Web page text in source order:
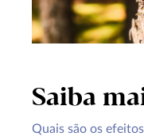
Saiba
Quais são os